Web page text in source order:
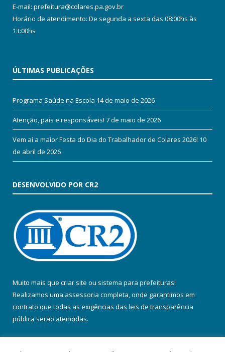
E-mail: prefeitura@colares.pa.gov.br
Horário de atendimento: De segunda a sexta das 08:00hs às
13:00hs
ÚLTIMAS PUBLICAÇÕES
Programa Saúde na Escola 14 de maio de 2026
Atenção, pais e responsáveis! 7 de maio de 2026
Vem aí a maior Festa do Dia do Trabalhador de Colares 2026! 10
de abril de 2026
DESENVOLVIDO POR CR2
Muito mais que criar site ou sistema para prefeituras!
Realizamos uma assessoria completa, onde garantimos em
contrato que todas as exigências das leis de transparência
pública serão atendidas.